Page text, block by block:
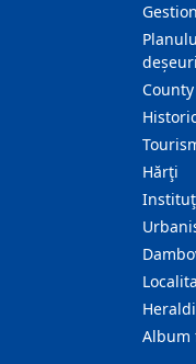
Hărţi
Album